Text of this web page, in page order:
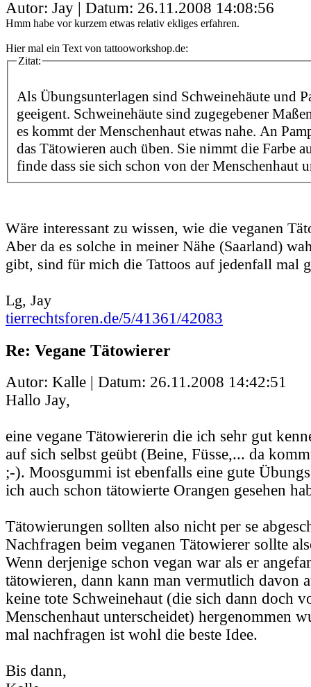
Autor: Jay | Datum: 26.11.2008 14:08:56
Hmm habe vor kurzem etwas relativ ekliges erfahren.
Hier mal ein Text von tattooworkshop.de:
Zitat:
Als Übungsunterlagen sind Schweinehäute und
geeigent. Schweinehäute sind zugegebener
es kommt der Menschenhaut etwas nahe. An
das Tätowieren auch üben. Sie nimmt die Farbe
finde dass sie sich schon von der Menschenhaut
Wäre interessant zu wissen, wie die veganen
Aber da es solche in meiner Nähe (Saarland)
gibt, sind für mich die Tattoos auf jedenfall mal
Lg, Jay
tierrechtsforen.de/5/41361/42083
Re: Vegane Tätowierer
Autor: Kalle | Datum: 26.11.2008 14:42:51
Hallo Jay,
eine vegane Tätowiererin die ich sehr gut
auf sich selbst geübt (Beine, Füsse,... da
;-). Moosgummi ist ebenfalls eine gute
ich auch schon tätowierte Orangen gesehen
Tätowierungen sollten also nicht per se
Nachfragen beim veganen Tätowierer sollte
Wenn derjenige schon vegan war als er
tätowieren, dann kann man vermutlich davon
keine tote Schweinehaut (die sich dann doch
Menschenhaut unterscheidet) hergenommen
mal nachfragen ist wohl die beste Idee.
Bis dann,